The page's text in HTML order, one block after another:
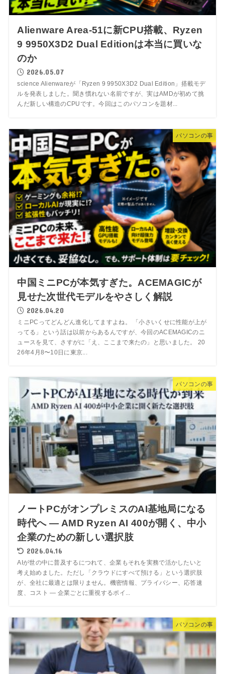
Alienware Area-51に新CPU搭載、Ryzen
9 9950X3D2 Dual Editionは本当に買いな
のか
2026.05.07
science Alienwareが「Ryzen 9 9950X3D2 Dual Edition」搭載モデ
ルを発表しました。聞き慣れない名前ですが、実はAMDが初めて挑
んだ新しい構造のCPUです。今回はこのパソコンを題材...
パソコンの事
中国ミニPCが本気すぎた。ACEMAGICが
見せた次世代モデルをやさしく解説
2026.04.20
ミニPCってどんどん進化してますよね。 「小さいくせに性能が上が
ってる」という話は以前からあるんですが、今回のACEMAGICのニ
ュースを見て、さすがに「え、ここまで来たの」と思いました。 20
26年4月8〜10日に東京...
パソコンの事
ノートPCがオンプレミスのAI基地局になる
時代へ — AMD Ryzen AI 400が開く、中小
企業のための新しい選択肢
2026.04.16
AIが世の中に普及するにつれて、企業もそれを実務で活かしたいと
考え始めました。ただし「クラウドにすべて預ける」という選択肢
が、全社に最適とは限りません。機密情報、プライバシー、応答速
度、コスト — 企業ごとに重視するポイ...
パソコンの事